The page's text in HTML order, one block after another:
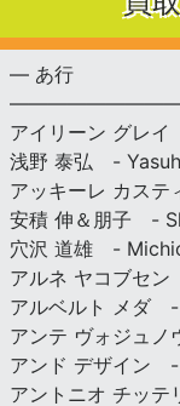
— あ行
アイリーン グレ
浅野 泰弘 -
アッキーレ カス
安積 伸＆朋子 -
穴沢 道雄 -
アルネ ヤコブセ
アルベルト メダ
アンテ ヴォジュ
アンド デザイン
アントニオ チッ